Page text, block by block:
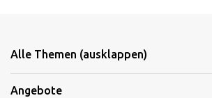
Alle Themen (ausklappen)
Angebote